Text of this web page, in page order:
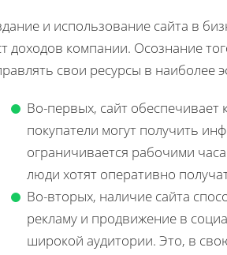
и использование сайта в
доходов компании. Осознание
свои ресурсы в наиболее
Во-первых, сайт обеспечивает
покупатели могут получить
ограничивается рабочими
люди хотят оперативно
Во-вторых, наличие сайта
рекламу и продвижение в
широкой аудитории. Это, в